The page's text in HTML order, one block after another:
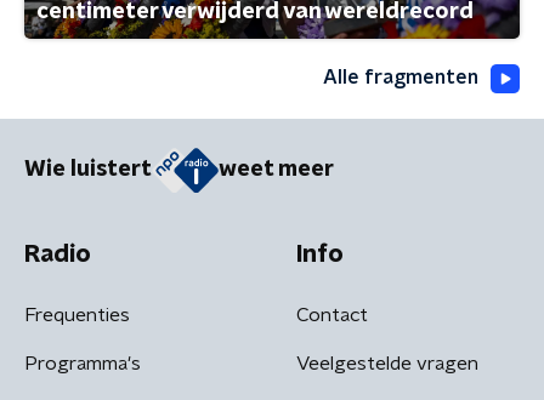
centimeter verwijderd van wereldrecord
Alle fragmenten
Wie luistert weet meer
Radio
Frequenties
Programma's
Info
Contact
Veelgestelde vragen